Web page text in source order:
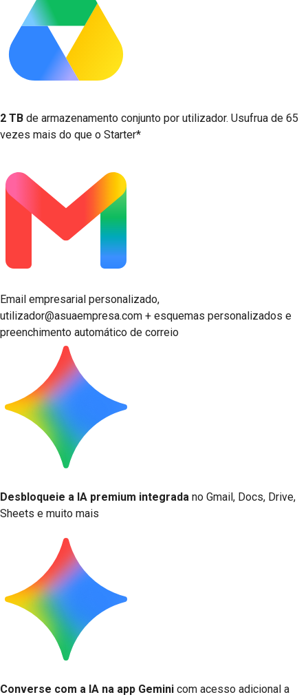
2 TB de armazenamento conjunto por utilizador. Usufrua de 65
vezes mais do que o Starter*
Email empresarial personalizado,
utilizador@asuaempresa.com + esquemas personalizados e
preenchimento automático de correio
Desbloqueie a IA premium integrada no Gmail, Docs, Drive,
Sheets e muito mais
Converse com a IA na app Gemini com acesso adicional a